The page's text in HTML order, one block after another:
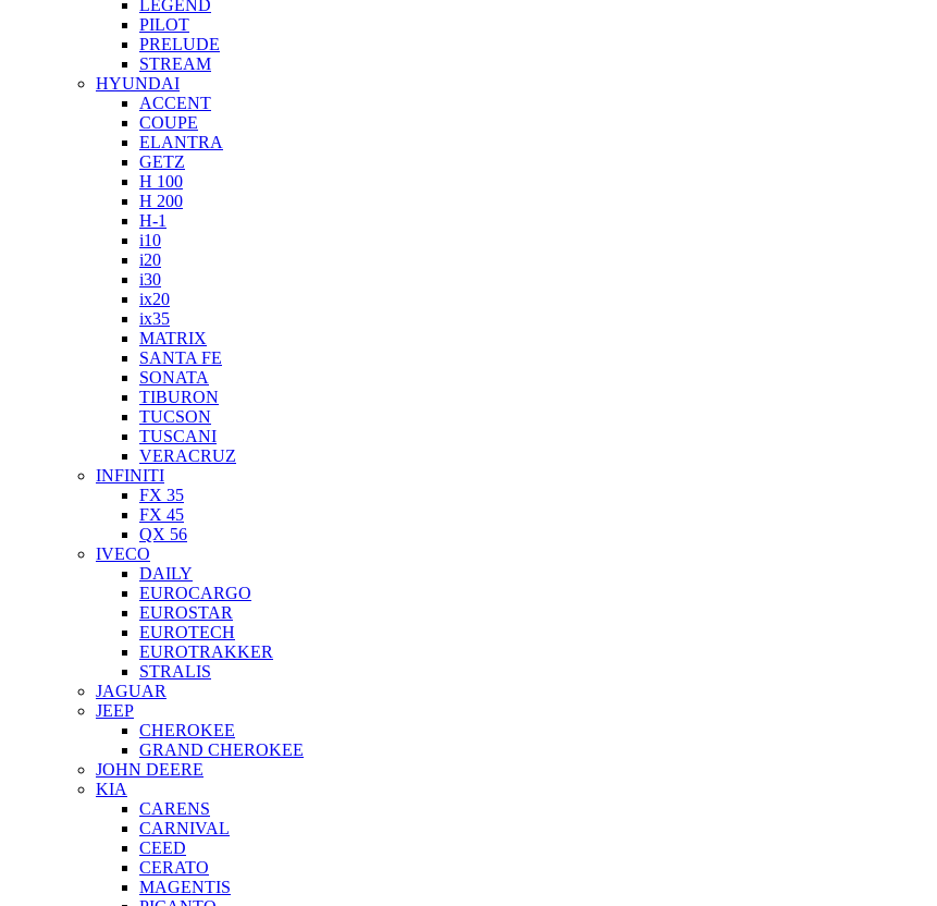
LEGEND
PILOT
PRELUDE
STREAM
HYUNDAI
ACCENT
COUPE
ELANTRA
GETZ
H 100
H 200
H-1
i10
i20
i30
ix20
ix35
MATRIX
SANTA FE
SONATA
TIBURON
TUCSON
TUSCANI
VERACRUZ
INFINITI
FX 35
FX 45
QX 56
IVECO
DAILY
EUROCARGO
EUROSTAR
EUROTECH
EUROTRAKKER
STRALIS
JAGUAR
JEEP
CHEROKEE
GRAND CHEROKEE
JOHN DEERE
KIA
CARENS
CARNIVAL
CEED
CERATO
MAGENTIS